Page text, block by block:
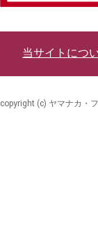
当サイトにつ
copyright (c) ヤマナカ・